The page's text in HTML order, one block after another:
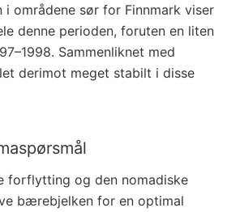
i områdene sør for Finnmark viser
denne perioden, foruten en liten
Sammenliknet med
derimot meget stabilt i disse
forflytting og den nomadiske
bærebjelken for en optimal